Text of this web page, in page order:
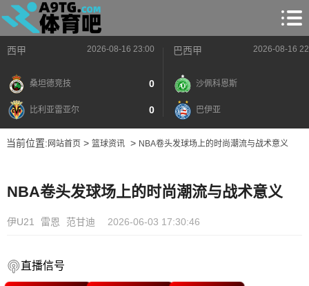
西甲 2026-08-16 23:00
桑坦德竞技 0
比利亚雷亚尔 0
巴西甲 2026-08-16
沙佩科恩斯
巴伊亚
当前位置: 网站首页> 篮球资讯> NBA卷头发球场上的时尚潮流与战术意义
NBA卷头发球场上的时尚潮流与战术意义
伊U21 雷恩 范甘迪 2026-06-03 17:30:46
直播信号